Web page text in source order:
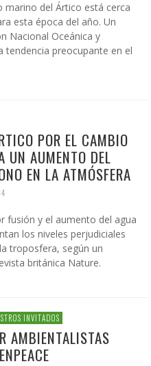
marino del Ártico está cerca
esta época del año. Un
Nacional Oceánica y
tendencia preocupante en el
POR EL CAMBIO
UN AUMENTO DEL
EN LA ATMÓSFERA
fusión y el aumento del agua
los niveles perjudiciales
troposfera, según un
británica Nature.
INVITADOS
AMBIENTALISTAS